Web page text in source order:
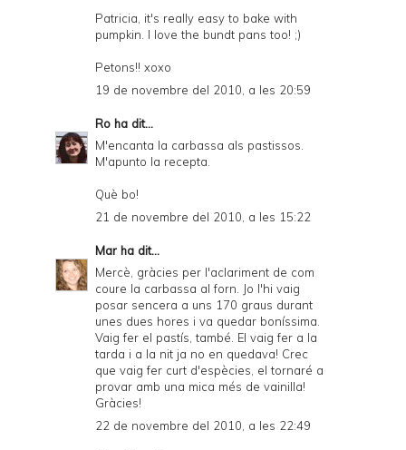
Patricia, it's really easy to bake with
pumpkin. I love the bundt pans too! ;)
Petons!! xoxo
19 de novembre del 2010, a les 20:59
Ro ha dit...
M'encanta la carbassa als pastissos.
M'apunto la recepta.
Què bo!
21 de novembre del 2010, a les 15:22
Mar ha dit...
Mercè, gràcies per l'aclariment de com
coure la carbassa al forn. Jo l'hi vaig
posar sencera a uns 170 graus durant
unes dues hores i va quedar boníssima.
Vaig fer el pastís, també. El vaig fer a la
tarda i a la nit ja no en quedava! Crec
que vaig fer curt d'espècies, el tornaré a
provar amb una mica més de vainilla!
Gràcies!
22 de novembre del 2010, a les 22:49